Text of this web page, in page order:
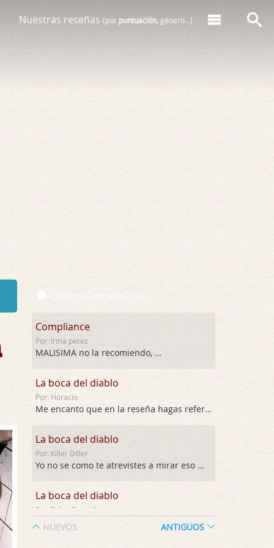
Nuestras reseñas (por puntuación, género...)
Últimos comentarios
Compliance
Por: Irma perez
MALISIMA no la recomiendo, …
La boca del diablo
Por: Horacio
Me encanto que en la reseña hagas referen …
La boca del diablo
Por: Killer Diller
Yo no se como te atrevistes a mirar eso …
La boca del diablo
Por: Talan Gwynek
Pues eso: muertes aburridas y personajes p …
NUEVOS ANTIGUOS